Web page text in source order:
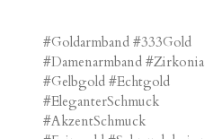
#Goldarmband #333Gold
#Damenarmband #Zirkonia
#Gelbgold #Echtgold
#EleganterSchmuck
#AkzentSchmuck